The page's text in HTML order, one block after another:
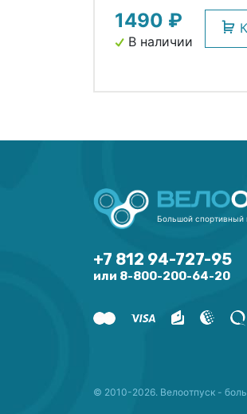
1490 ₽
В наличии
Большой спортивный
+7 812 94-727-95
или 8-800-200-64-20
© 2010-2026. Велоотпуск -